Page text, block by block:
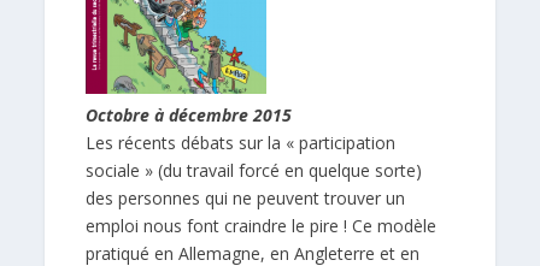
Octobre à décembre 2015
Les récents débats sur la « participation
sociale » (du travail forcé en quelque sorte)
des personnes qui ne peuvent trouver un
emploi nous font craindre le pire ! Ce modèle
pratiqué en Allemagne, en Angleterre et en